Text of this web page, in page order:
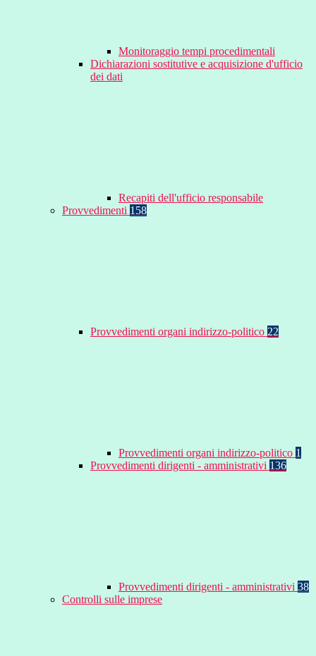
Monitoraggio tempi procedimentali
Dichiarazioni sostitutive e acquisizione d'ufficio
dei dati
Recapiti dell'ufficio responsabile
Provvedimenti 158
Provvedimenti organi indirizzo-politico 22
Provvedimenti organi indirizzo-politico 1
Provvedimenti dirigenti - amministrativi 136
Provvedimenti dirigenti - amministrativi 38
Controlli sulle imprese